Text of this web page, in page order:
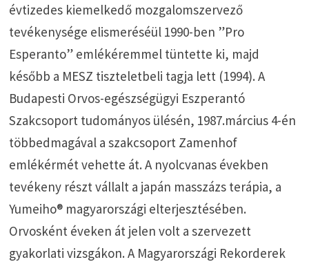
évtizedes kiemelkedő mozgalomszervező
tevékenysége elismeréséül 1990-ben ”Pro
Esperanto” emlékéremmel tüntette ki, majd
később a MESZ tiszteletbeli tagja lett (1994). A
Budapesti Orvos-egészségügyi Eszperantó
Szakcsoport tudományos ülésén, 1987.március 4-én
többedmagával a szakcsoport Zamenhof
emlékérmét vehette át. A nyolcvanas években
tevékeny részt vállalt a japán masszázs terápia, a
Yumeiho® magyarországi elterjesztésében.
Orvosként éveken át jelen volt a szervezett
gyakorlati vizsgákon. A Magyarországi Rekorderek